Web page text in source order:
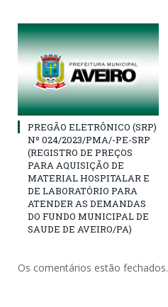
PREGÃO ELETRÔNICO (SRP)
Nº 024/2023/PMA/-PE-SRP
(REGISTRO DE PREÇOS
PARA AQUISIÇÃO DE
MATERIAL HOSPITALAR E
DE LABORATÓRIO PARA
ATENDER AS DEMANDAS
DO FUNDO MUNICIPAL DE
SAUDE DE AVEIRO/PA)
Os comentários estão fechados.